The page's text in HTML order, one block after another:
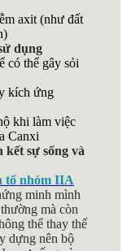
axit (như đất
dụng
có thể gây sỏi
kích ứng
khi làm việc
Canxi
kết sự sống và
tố nhóm IIA
minh mình
mà còn
thể thay thế
dựng nên bộ